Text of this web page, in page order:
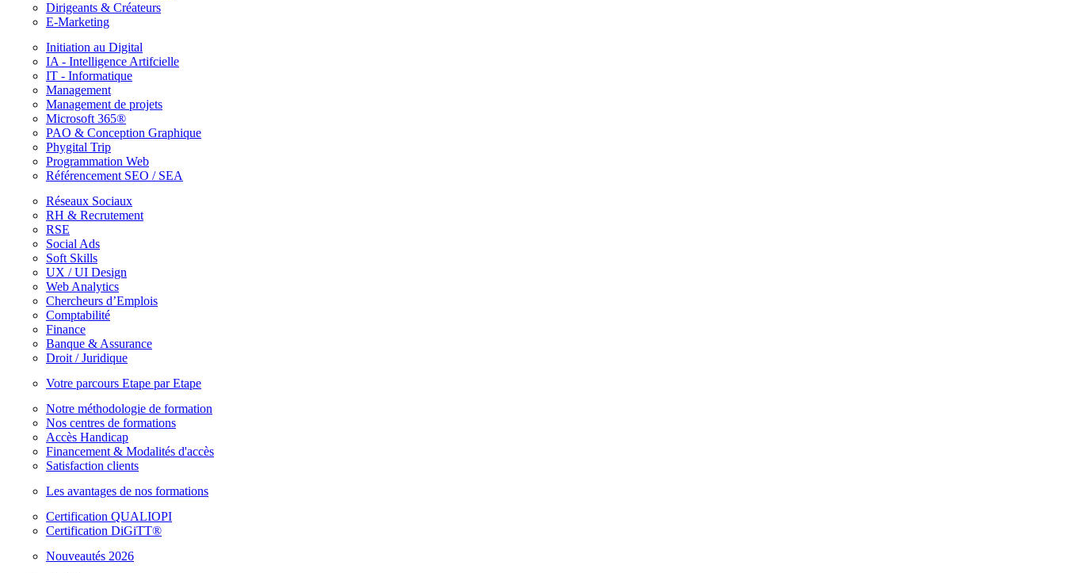
Dirigeants & Créateurs
E-Marketing
Initiation au Digital
IA - Intelligence Artifcielle
IT - Informatique
Management
Management de projets
Microsoft 365®
PAO & Conception Graphique
Phygital Trip
Programmation Web
Référencement SEO / SEA
Réseaux Sociaux
RH & Recrutement
RSE
Social Ads
Soft Skills
UX / UI Design
Web Analytics
Chercheurs d’Emplois
Comptabilité
Finance
Banque & Assurance
Droit / Juridique
Votre parcours Etape par Etape
Notre méthodologie de formation
Nos centres de formations
Accès Handicap
Financement & Modalités d'accès
Satisfaction clients
Les avantages de nos formations
Certification QUALIOPI
Certification DiGiTT®
Nouveautés 2026